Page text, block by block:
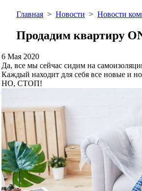
Главная > Новости > Новости
Продадим квартиру
6 Мая 2020
Да, все мы сейчас сидим на
Каждый находит для себя все новые и
НО, СТОП!